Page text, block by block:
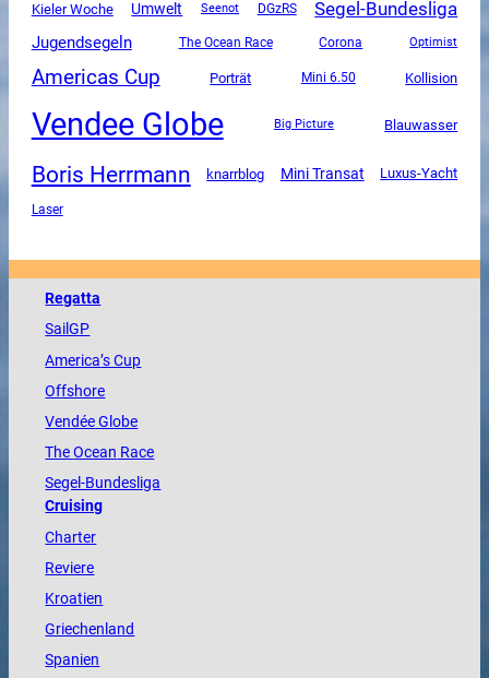
Kieler Woche Umwelt Seenot DGzRS Segel-Bundesliga
Jugendsegeln The Ocean Race Corona Optimist
Americas Cup Porträt Mini 6.50 Kollision
Vendee Globe Big Picture Blauwasser
Boris Herrmann knarrblog Mini Transat Luxus-Yacht
Laser
Regatta
SailGP
America’s Cup
Offshore
VendéeGlobe
TheOcean Race
Segel-Bundesliga
Cruising
Charter
Reviere
Kroatien
Griechenland
Spanien